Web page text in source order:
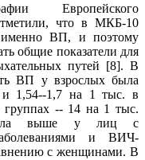
Европейского
что в МКБ-10
именно ВП, и поэтому
общие показатели для
путей [8]. В
ВП у взрослых была
1,54--1,7 на 1 тыс. в
группах -- 14 на 1 тыс.
была выше у лиц с
и ВИЧ-
с женщинами. В